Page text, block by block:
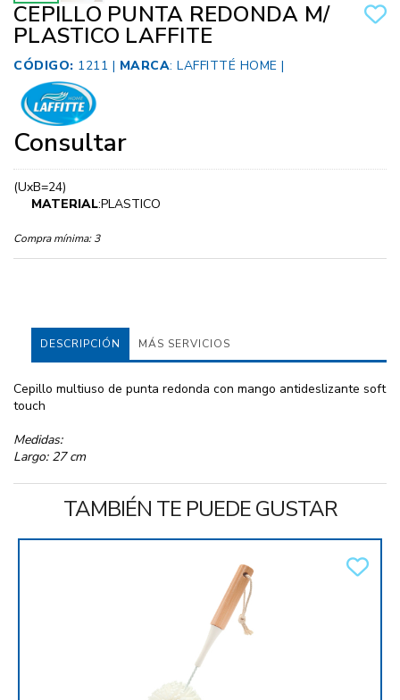
CEPILLO PUNTA REDONDA M/
PLASTICO LAFFITE
CÓDIGO: 1211 | MARCA: LAFFITTÉ HOME |
Consultar
(UxB=24)
MATERIAL:PLASTICO
Compra mínima: 3
DESCRIPCIÓN MÁS SERVICIOS
Cepillo multiuso de punta redonda con mango antideslizante soft
touch
Medidas:
Largo: 27 cm
TAMBIÉN TE PUEDE GUSTAR